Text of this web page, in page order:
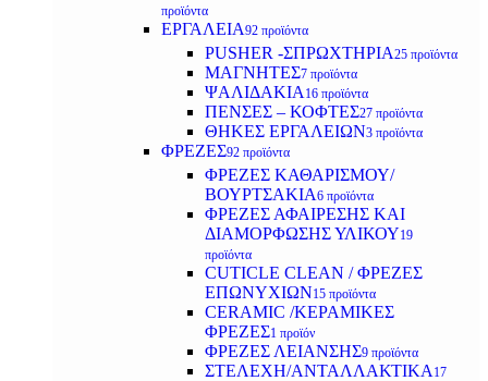
προϊόντα
ΕΡΓΑΛΕΙΑ92 προϊόντα
PUSHER -ΣΠΡΩΧΤΗΡΙΑ25 προϊόντα
ΜΑΓΝΗΤΕΣ7 προϊόντα
ΨΑΛΙΔΑΚΙΑ 16 προϊόντα
ΠΕΝΣΕΣ – ΚΟΦΤΕΣ27 προϊόντα
ΘΗΚΕΣ ΕΡΓΑΛΕΙΩΝ3 προϊόντα
ΦΡΕΖΕΣ92 προϊόντα
ΦΡΕΖΕΣ ΚΑΘΑΡΙΣΜΟΥ/
ΒΟΥΡΤΣΑΚΙΑ6 προϊόντα
ΦΡΕΖΕΣ ΑΦΑΙΡΕΣΗΣ ΚΑΙ
ΔΙΑΜΟΡΦΩΣΗΣ ΥΛΙΚΟΥ19
προϊόντα
CUTICLE CLEAN / ΦΡΕΖΕΣ
ΕΠΩΝΥΧΙΩΝ15 προϊόντα
CERAMIC /ΚΕΡΑΜΙΚΕΣ
ΦΡΕΖΕΣ1 προϊόν
ΦΡΕΖΕΣ ΛΕΙΑΝΣΗΣ9 προϊόντα
ΣΤΕΛΕΧΗ/ΑΝΤΑΛΛΑΚΤΙΚΑ 17